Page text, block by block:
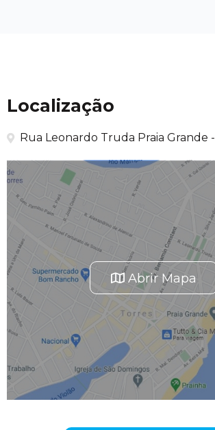
Localização
Rua Leonardo Truda Praia Grande
Abrir Mapa